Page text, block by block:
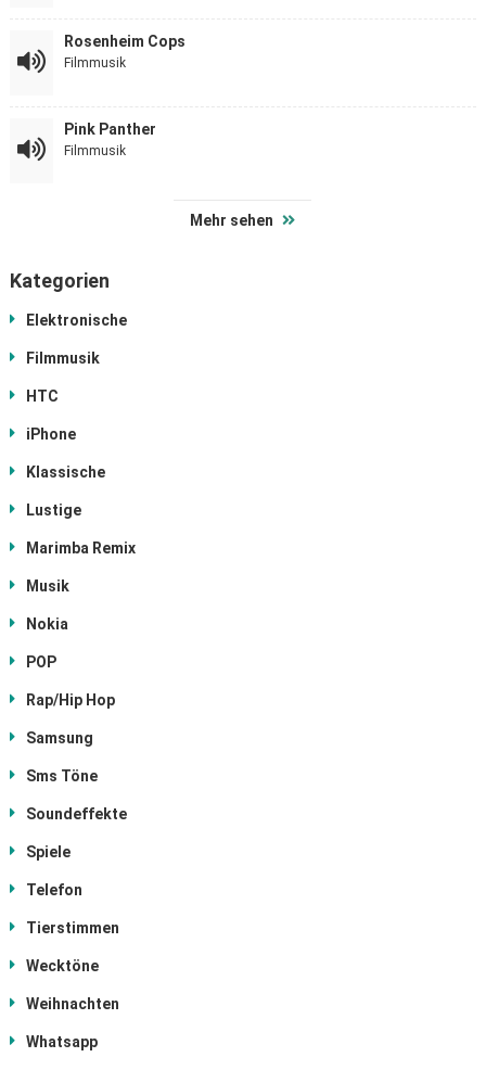
Rosenheim Cops
Filmmusik
Pink Panther
Filmmusik
Mehr sehen
Kategorien
Elektronische
Filmmusik
HTC
iPhone
Klassische
Lustige
Marimba Remix
Musik
Nokia
POP
Rap/Hip Hop
Samsung
Sms Töne
Soundeffekte
Spiele
Telefon
Tierstimmen
Wecktöne
Weihnachten
Whatsapp